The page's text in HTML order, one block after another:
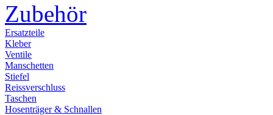
Zubehör
Ersatzteile
Kleber
Ventile
Manschetten
Stiefel
Reissverschluss
Taschen
Hosenträger & Schnallen